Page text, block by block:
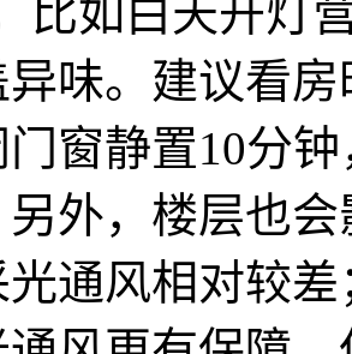
比如白天开灯
味。建议看
窗静置10分
外，楼层也
通风相对较